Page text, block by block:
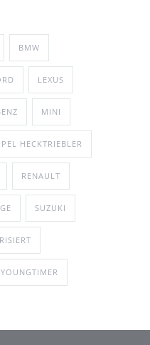
BMW
LEXUS
MINI
HECKTRIEBLER
RENAULT
SUZUKI